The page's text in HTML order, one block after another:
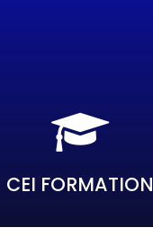
CEI FORMATION